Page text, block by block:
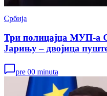
Србија
Три полицајца МУП-а
Јарињу – двојица
pre 00 minuta